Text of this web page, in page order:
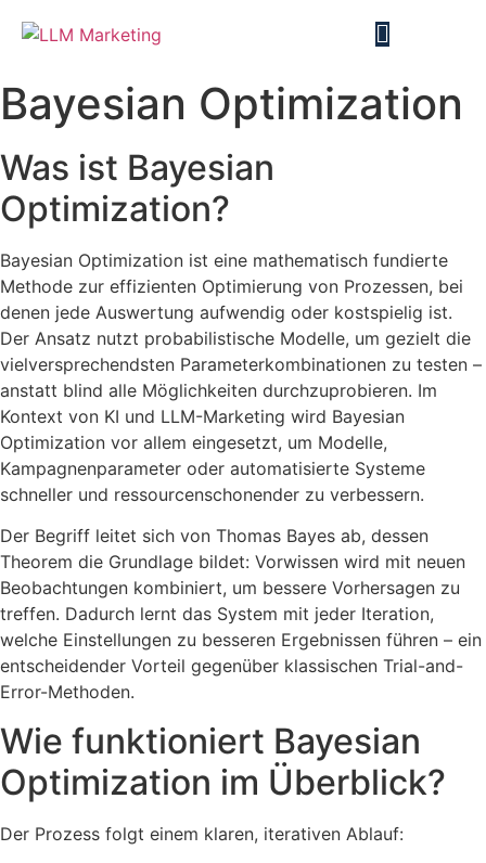
Bayesian Optimization
Was ist Bayesian
Optimization?
Bayesian Optimization ist eine mathematisch fundierte
Methode zur effizienten Optimierung von Prozessen, bei
denen jede Auswertung aufwendig oder kostspielig ist.
Der Ansatz nutzt probabilistische Modelle, um gezielt die
vielversprechendsten Parameterkombinationen zu testen –
anstatt blind alle Möglichkeiten durchzuprobieren. Im
Kontext von KI und LLM-Marketing wird Bayesian
Optimization vor allem eingesetzt, um Modelle,
Kampagnenparameter oder automatisierte Systeme
schneller und ressourcenschonender zu verbessern.
Der Begriff leitet sich von Thomas Bayes ab, dessen
Theorem die Grundlage bildet: Vorwissen wird mit neuen
Beobachtungen kombiniert, um bessere Vorhersagen zu
treffen. Dadurch lernt das System mit jeder Iteration,
welche Einstellungen zu besseren Ergebnissen führen – ein
entscheidender Vorteil gegenüber klassischen Trial-and-
Error-Methoden.
Wie funktioniert Bayesian
Optimization im Überblick?
Der Prozess folgt einem klaren, iterativen Ablauf: